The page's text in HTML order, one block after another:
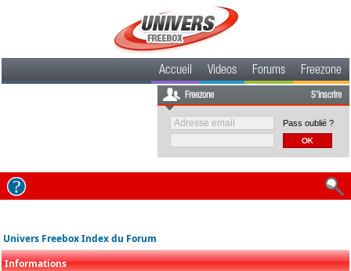
Accueil Videos Forums Freezone
Freezone S'inscrire
Pass oublié ?
Univers Freebox Index du Forum
Informations